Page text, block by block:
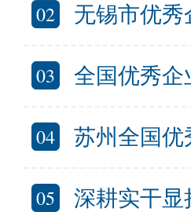
02 无锡市优秀企
03 全国优秀企
04 苏州全国优秀
05 深耕实干显